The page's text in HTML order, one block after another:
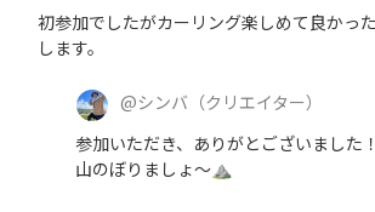
初参加でしたがカーリング楽しめて良かっ
します。
@シンバ （クリエイター）
参加いただき、ありがとございました
山のぼりましょ〜⛰️